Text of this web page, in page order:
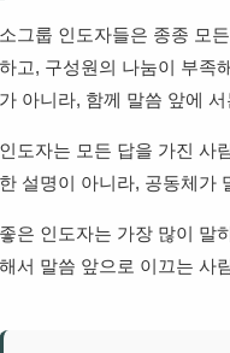
소그룹 인도자들은 종종 모
하고, 구성원의 나눔이 부족
가 아니라, 함께 말씀 앞에
인도자는 모든 답을 가진 사
한 설명이 아니라, 공동체가
좋은 인도자는 가장 많이 말
해서 말씀 앞으로 이끄는 사